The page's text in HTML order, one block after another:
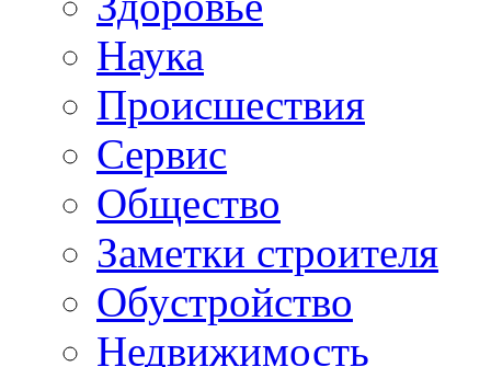
Наука
Происшествия
Сервис
Общество
Заметки строителя
Обустройство
Недвижимость